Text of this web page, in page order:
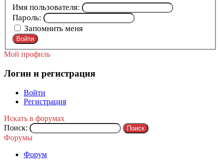
Имя пользователя:
Пароль:
Запомнить меня
Войти
Мой профиль
Логин и регистрация
Войти
Регистрация
Искать в форумах
Поиск:
Форумы
Форум